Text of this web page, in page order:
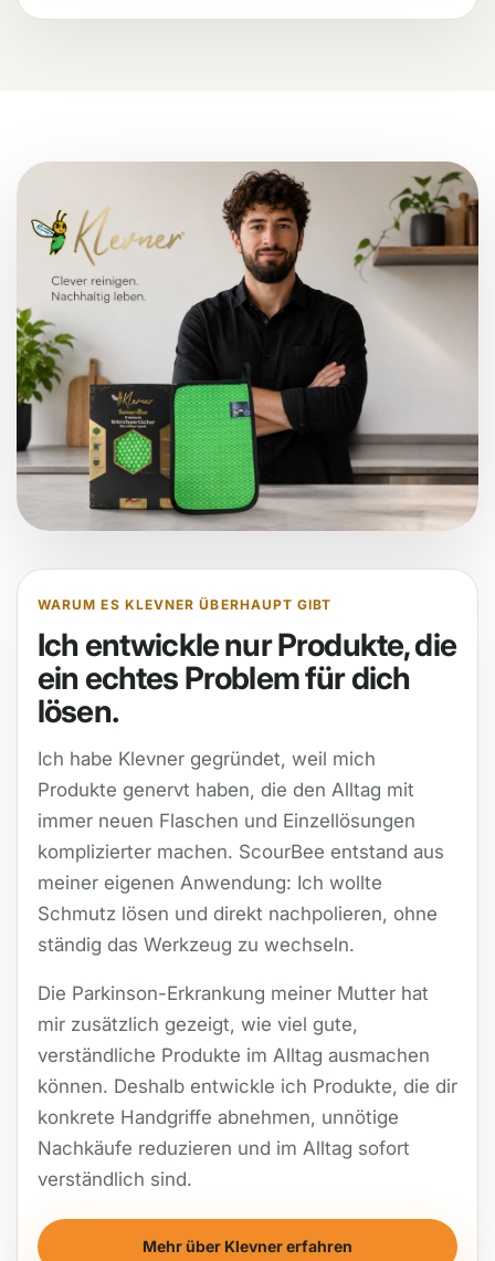
WARUM ES KLEVNER ÜBERHAUPT GIBT
Ich entwickle nur Produkte, die
ein echtes Problem für dich
lösen.
Ich habe Klevner gegründet, weil mich
Produkte genervt haben, die den Alltag mit
immer neuen Flaschen und Einzellösungen
komplizierter machen. ScourBee entstand aus
meiner eigenen Anwendung: Ich wollte
Schmutz lösen und direkt nachpolieren, ohne
ständig das Werkzeug zu wechseln.
Die Parkinson-Erkrankung meiner Mutter hat
mir zusätzlich gezeigt, wie viel gute,
verständliche Produkte im Alltag ausmachen
können. Deshalb entwickle ich Produkte, die dir
konkrete Handgriffe abnehmen, unnötige
Nachkäufe reduzieren und im Alltag sofort
verständlich sind.
Mehr über Klevner erfahren